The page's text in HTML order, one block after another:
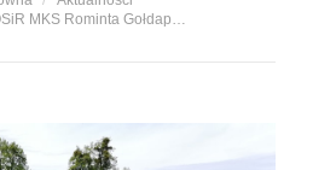
MKS Rominta Gołdap…